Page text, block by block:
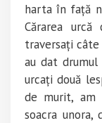
harta în față
Cărarea
traversați
au dat drumul
urcați două
de murit, am
soacra